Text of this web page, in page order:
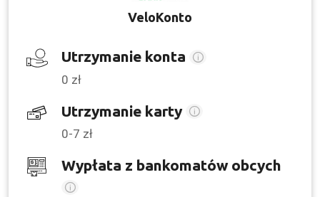
VeloKonto
Utrzymanie konta
0 zł
Utrzymanie karty
0-7 zł
Wypłata z bankomatów obcych